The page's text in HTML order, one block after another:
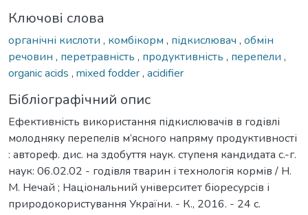
Ключові слова
органічні кислоти , комбікорм , підкислювач , обмін
речовин , перетравність , продуктивність , перепели ,
organic acids , mixed fodder, acidifier
Бібліографічний опис
Ефективність використання підкислювачів в годівлі
молодняку перепелів м’ясного напряму продуктивності
: автореф. дис. на здобуття наук. ступеня кандидата с.-г.
наук: 06.02.02 - годівля тварин і технологія кормів / Н.
М. Нечай ; Національний університет біоресурсів і
природокористування України. - К., 2016. - 24 с.